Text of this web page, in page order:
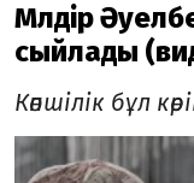
Мөлдір
сыйлады
Көпшілік бұл